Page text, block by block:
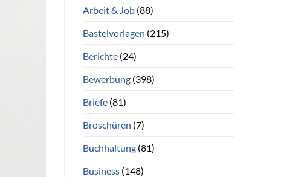
Arbeit & Job(88)
Bastelvorlagen (215)
Berichte(24)
Bewerbung(398)
Briefe(81)
Broschüren (7)
Buchhaltung(81)
Business(148)